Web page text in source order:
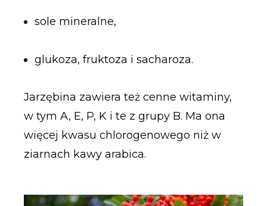
sole mineralne,
glukoza, fruktoza i sacharoza.
Jarzębina zawiera też cenne witaminy,
w tym A, E, P, K i te z grupy B. Ma ona
więcej kwasu chlorogenowego niż w
ziarnach kawy arabica.